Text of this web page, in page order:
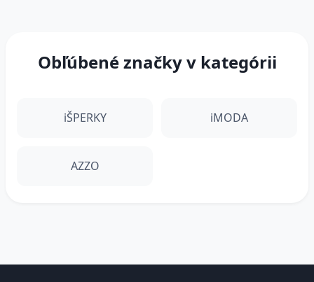
Obľúbené značky v kategórii
iŠPERKY iMODA
AZZO